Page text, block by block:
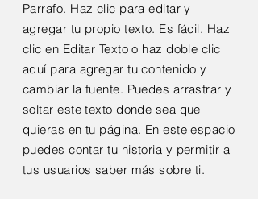
Parrafo. Haz clic para editar y
agregar tu propio texto. Es fácil. Haz
clic en Editar Texto o haz doble clic
aquí para agregar tu contenido y
cambiar la fuente. Puedes arrastrar y
soltar este texto donde sea que
quieras en tu página. En este espacio
puedes contar tu historia y permitir a
tus usuarios saber más sobre ti.